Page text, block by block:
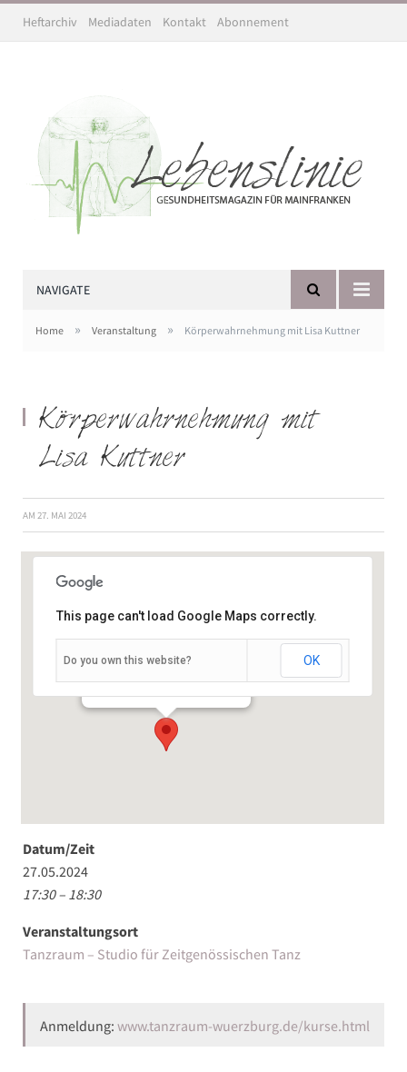
Heftarchiv Mediadaten Kontakt Abonnement
NAVIGATE
Home » Veranstaltung » Körperwahrnehmung mit Lisa Kuttner
Körperwahrnehmung mit
Lisa Kuttner
AM 27. MAI 2024
Veranstaltungen
This page can't load Google Maps correctly.
Do you own this website? OK
Datum/Zeit
27.05.2024
17:30 – 18:30
Veranstaltungsort
Tanzraum – Studio für Zeitgenössischen Tanz
Anmeldung: www.tanzraum-wuerzburg.de/kurse.html